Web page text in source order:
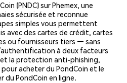
(PNDC) sur Phemex, une
sécurisée et reconnue
simples vous permettent
avec des cartes de crédit, cartes
ou fournisseurs tiers — sans
à deux facteurs
et la protection anti-phishing,
pour acheter du PondCoin et le
du PondCoin en ligne.